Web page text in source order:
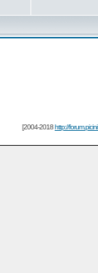
[2004-2018http://